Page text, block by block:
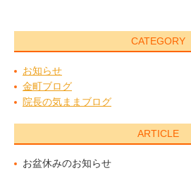
CATEGORY
お知らせ
金町ブログ
院長の気ままブログ
ARTICLE
お盆休みのお知らせ